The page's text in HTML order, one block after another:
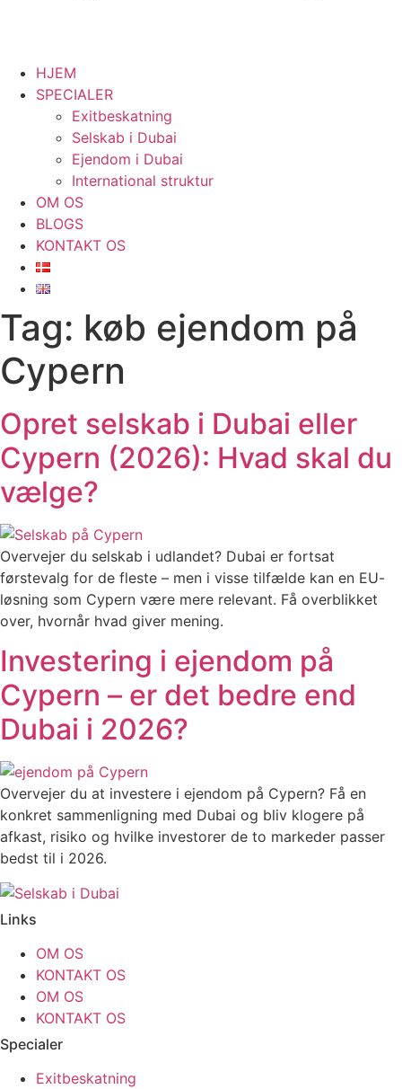
HJEM
SPECIALER
Exitbeskatning
Selskab i Dubai
Ejendom i Dubai
International struktur
OM OS
BLOGS
KONTAKT OS
Tag: køb ejendom på
Cypern
Opret selskab i Dubai eller
Cypern (2026): Hvad skal du
vælge?
Overvejer du selskab i udlandet? Dubai er fortsat
førstevalg for de fleste – men i visse tilfælde kan en EU-
løsning som Cypern være mere relevant. Få overblikket
over, hvornår hvad giver mening.
Investering i ejendom på
Cypern – er det bedre end
Dubai i 2026?
Overvejer du at investere i ejendom på Cypern? Få en
konkret sammenligning med Dubai og bliv klogere på
afkast, risiko og hvilke investorer de to markeder passer
bedst til i 2026.
Links
OM OS
KONTAKT OS
OM OS
KONTAKT OS
Specialer
Exitbeskatning